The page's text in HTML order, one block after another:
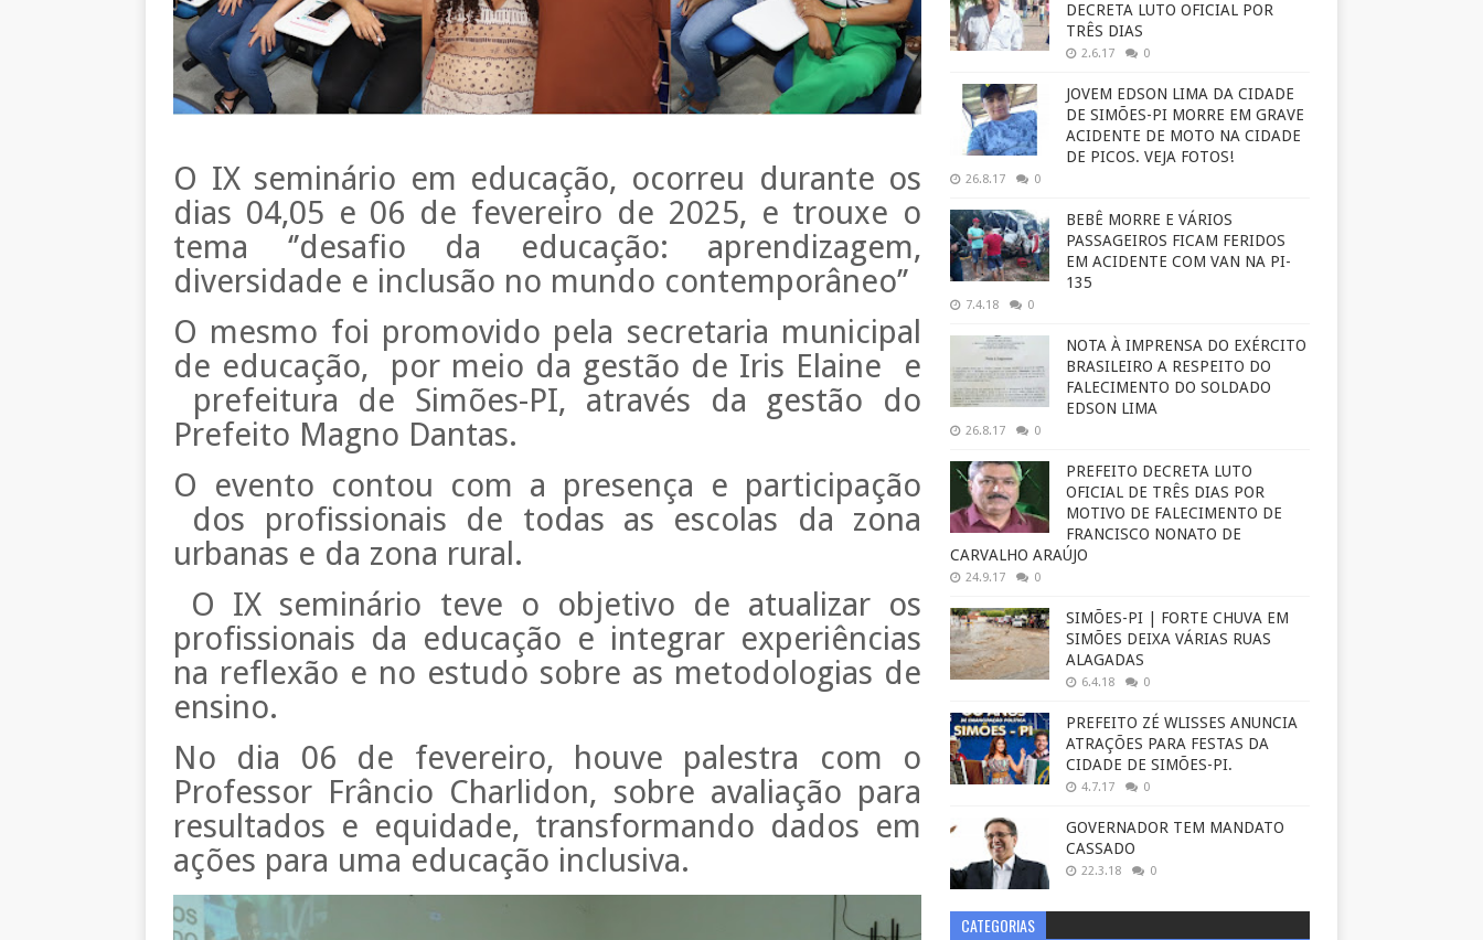
O IX seminário em educação, ocorreu durante os
dias 04,05 e 06 de fevereiro de 2025, e trouxe o
tema ‘’desafio da educação: aprendizagem,
diversidade e inclusão no mundo contemporâneo’’
O mesmo foi promovido pela secretaria municipal
de educação, por meio da gestão de Iris Elaine e
prefeitura de Simões-PI, através da gestão do
Prefeito Magno Dantas.
O evento contou com a presença e participação
dos profissionais de todas as escolas da zona
urbanas e da zona rural.
O IX seminário teve o objetivo de atualizar os
profissionais da educação e integrar experiências
na reflexão e no estudo sobre as metodologias de
ensino.
No dia 06 de fevereiro, houve palestra com o
Professor Frâncio Charlidon, sobre avaliação para
resultados e equidade, transformando dados em
ações para uma educação inclusiva.
DECRETA LUTO OFICIAL POR
TRÊS DIAS
2.6.17 0
JOVEM EDSON LIMA DA CIDADE
DE SIMÕES-PI MORRE EM GRAVE
ACIDENTE DE MOTO NA CIDADE
DE PICOS. VEJA FOTOS!
26.8.17 0
BEBÊ MORRE E VÁRIOS
PASSAGEIROS FICAM FERIDOS
EM ACIDENTE COM VAN NA PI-
135
7.4.18 0
NOTA À IMPRENSA DO EXÉRCITO
BRASILEIRO A RESPEITO DO
FALECIMENTO DO SOLDADO
EDSON LIMA
26.8.17 0
PREFEITO DECRETA LUTO
OFICIAL DE TRÊS DIAS POR
MOTIVO DE FALECIMENTO DE
FRANCISCO NONATO DE
CARVALHO ARAÚJO
24.9.17 0
SIMÕES-PI | FORTE CHUVA EM
SIMÕES DEIXA VÁRIAS RUAS
ALAGADAS
6.4.18 0
PREFEITO ZÉ WLISSES ANUNCIA
ATRAÇÕES PARA FESTAS DA
CIDADE DE SIMÕES-PI.
4.7.17 0
GOVERNADOR TEM MANDATO
CASSADO
22.3.18 0
CATEGORIAS